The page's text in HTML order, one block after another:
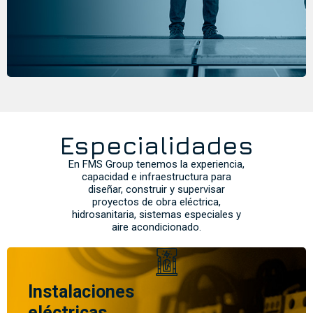
En FMS Group tenemos la experiencia,
capacidad e infraestructura para
diseñar, construir y supervisar
proyectos de obra eléctrica,
hidrosanitaria, sistemas especiales y
aire acondicionado.
Especialidades
Instalaciones